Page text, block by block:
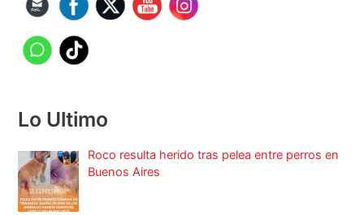
Lo Ultimo
Roco resulta herido tras pelea entre perros en
Buenos Aires